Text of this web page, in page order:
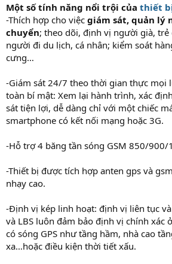
Một số tính năng nổi trội của thiết
-Thích hợp cho việc giám sát, quản lý
chuyển; theo dõi, định vị người già,
người đi du lịch, cá nhân; kiểm soát
cưng…
-Giám sát 24/7 theo thời gian thực mọi
toàn bí mật: Xem lại hành trình, xác
sát tiện lợi, dễ dàng chỉ với một chiếc
smartphone có kết nối mạng hoặc 3G.
-Hỗ trợ 4 băng tần sóng GSM 850/
-Thiết bị được tích hợp anten gps và
nhạy cao.
-Định vị kép linh hoạt: định vị liên tục
và LBS luôn đảm bảo định vị chính xác
có sóng GPS như tầng hầm, nhà cao
xa…hoặc điều kiện thời tiết xấu.